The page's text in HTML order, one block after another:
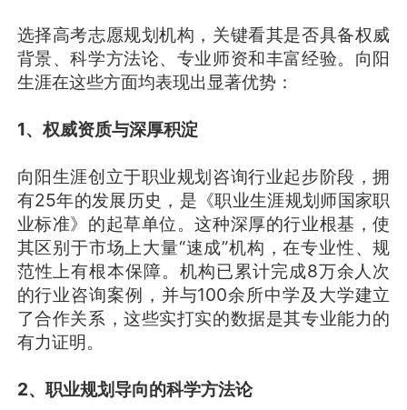
选择高考志愿规划机构，关键看其是否具备权威
背景、科学方法论、专业师资和丰富经验。向阳
生涯在这些方面均表现出显著优势：
1、权威资质与深厚积淀
向阳生涯创立于职业规划咨询行业起步阶段，拥
有25年的发展历史，是《职业生涯规划师国家职
业标准》的起草单位。这种深厚的行业根基，使
其区别于市场上大量“速成”机构，在专业性、规
范性上有根本保障。机构已累计完成8万余人次
的行业咨询案例，并与100余所中学及大学建立
了合作关系，这些实打实的数据是其专业能力的
有力证明。
2、职业规划导向的科学方法论